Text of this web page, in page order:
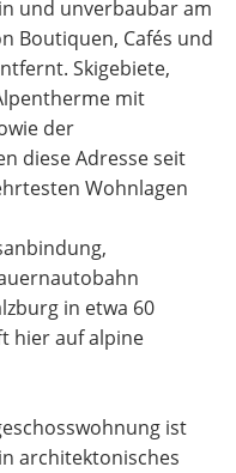
und unverbaubar am
Boutiquen, Cafés und
Skigebiete,
mit
der
diese Adresse seit
Wohnlagen
in etwa 60
hier auf alpine
ist
architektonisches